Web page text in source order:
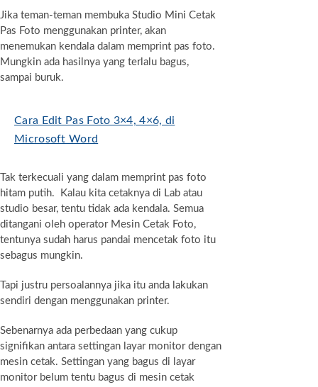
Jika teman-teman membuka Studio Mini Cetak
Pas Foto menggunakan printer, akan
menemukan kendala dalam memprint pas foto.
Mungkin ada hasilnya yang terlalu bagus,
sampai buruk.
Cara Edit Pas Foto 3×4, 4×6, di
Microsoft Word
Tak terkecuali yang dalam memprint pas foto
hitam putih. Kalau kita cetaknya di Lab atau
studio besar, tentu tidak ada kendala. Semua
ditangani oleh operator Mesin Cetak Foto,
tentunya sudah harus pandai mencetak foto itu
sebagus mungkin.
Tapi justru persoalannya jika itu anda lakukan
sendiri dengan menggunakan printer.
Sebenarnya ada perbedaan yang cukup
signifikan antara settingan layar monitor dengan
mesin cetak. Settingan yang bagus di layar
monitor belum tentu bagus di mesin cetak